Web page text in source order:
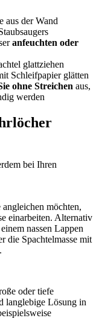
aus der Wand
anfeuchten oder
glattziehen
Schleifpapier glätten
ohne Streichen aus,
werden
bei Ihren
möchten,
einarbeiten. Alternativ
nassen Lappen
die Spachtelmasse mit
oder tiefe
langlebige Lösung in